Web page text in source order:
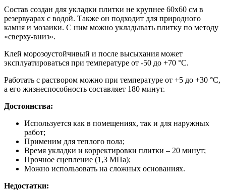
Состав создан для укладки плитки не крупнее 60х60 см в
резервуарах с водой. Также он подходит для природного
камня и мозаики. С ним можно укладывать плитку по методу
«сверху-вниз».
Клей морозоустойчивый и после высыхания может
эксплуатироваться при температуре от -50 до +70 °С.
Работать с раствором можно при температуре от +5 до +30 °С,
а его жизнеспособность составляет 180 минут.
Достоинства:
Используется как в помещениях, так и для наружных
работ;
Применим для теплого пола;
Время укладки и корректировки плитки – 20 минут;
Прочное сцепление (1,3 МПа);
Можно использовать на сложных основаниях.
Недостатки: